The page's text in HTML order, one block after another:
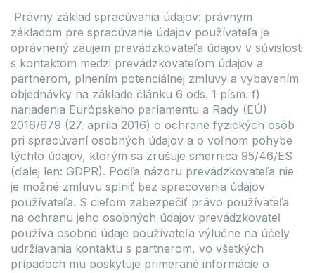
Právny základ spracúvania údajov: právnym
základom pre spracúvanie údajov používateľa je
oprávnený záujem prevádzkovateľa údajov v súvislosti
s kontaktom medzi prevádzkovateľom údajov a
partnerom, plnením potenciálnej zmluvy a vybavením
objednávky na základe článku 6 ods. 1 písm. f)
nariadenia Európskeho parlamentu a Rady (EÚ)
2016/679 (27. apríla 2016) o ochrane fyzických osôb
pri spracúvaní osobných údajov a o voľnom pohybe
týchto údajov, ktorým sa zrušuje smernica 95/46/ES
(ďalej len: GDPR). Podľa názoru prevádzkovateľa nie
je možné zmluvu splniť bez spracovania údajov
používateľa. S cieľom zabezpečiť právo používateľa
na ochranu jeho osobných údajov prevádzkovateľ
používa osobné údaje používateľa výlučne na účely
udržiavania kontaktu s partnerom, vo všetkých
prípadoch mu poskytuje primerané informácie o